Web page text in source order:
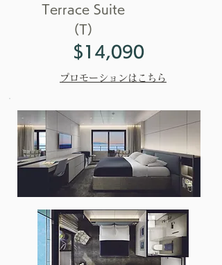
Terrace Suite
（T）
$14,090
プロモーションはこちら